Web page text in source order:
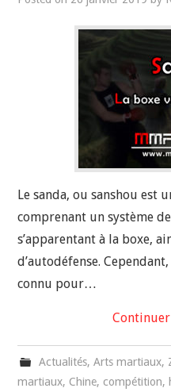
Le sanda, ou sanshou est
comprenant un système
s’apparentant à la boxe,
d’autodéfense.
connu pour…
Actualités, Arts martiaux,
martiaux, Chine, compétition,